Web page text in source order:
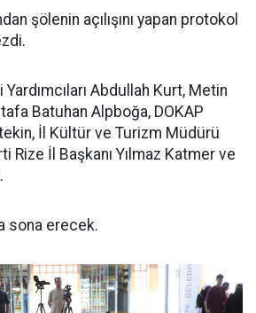
şölenin açılışını yapan protokol
Abdullah Kurt, Metin
Batuhan Alpboğa, DOKAP
İl Kültür ve Turizm Müdürü
Rize İl Başkanı Yılmaz Katmer ve
sona erecek.